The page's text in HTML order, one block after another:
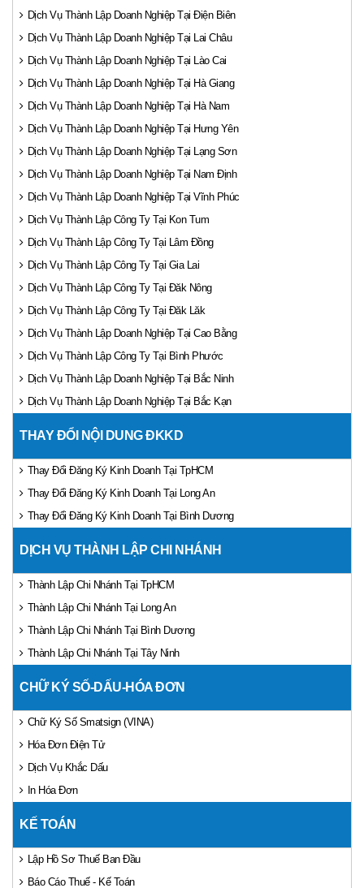
Dịch Vụ Thành Lập Doanh Nghiệp Tại Điện Biên
Dịch Vụ Thành Lập Doanh Nghiệp Tại Lai Châu
Dịch Vụ Thành Lập Doanh Nghiệp Tại Lào Cai
Dịch Vụ Thành Lập Doanh Nghiệp Tại Hà Giang
Dịch Vụ Thành Lập Doanh Nghiệp Tại Hà Nam
Dịch Vụ Thành Lập Doanh Nghiệp Tại Hưng Yên
Dịch Vụ Thành Lập Doanh Nghiệp Tại Lạng Sơn
Dịch Vụ Thành Lập Doanh Nghiệp Tại Nam Định
Dịch Vụ Thành Lập Doanh Nghiệp Tại Vĩnh Phúc
Dịch Vụ Thành Lập Công Ty Tại Kon Tum
Dịch Vụ Thành Lập Công Ty Tại Lâm Đồng
Dịch Vụ Thành Lập Công Ty Tại Gia Lai
Dịch Vụ Thành Lập Công Ty Tại Đăk Nông
Dịch Vụ Thành Lập Công Ty Tại Đăk Lăk
Dịch Vụ Thành Lập Doanh Nghiệp Tại Cao Bằng
Dịch Vụ Thành Lập Công Ty Tại Bình Phước
Dịch Vụ Thành Lập Doanh Nghiệp Tại Bắc Ninh
Dịch Vụ Thành Lập Doanh Nghiệp Tại Bắc Kạn
THAY ĐỔI NỘI DUNG ĐKKD
Thay Đổi Đăng Ký Kinh Doanh Tại TpHCM
Thay Đổi Đăng Ký Kinh Doanh Tại Long An
Thay Đổi Đăng Ký Kinh Doanh Tại Bình Dương
DỊCH VỤ THÀNH LẬP CHI NHÁNH
Thành Lập Chi Nhánh Tại TpHCM
Thành Lập Chi Nhánh Tại Long An
Thành Lập Chi Nhánh Tại Bình Dương
Thành Lập Chi Nhánh Tại Tây Ninh
CHỮ KÝ SỐ-DẤU-HÓA ĐƠN
Chữ Ký Số Smatsign (VINA)
Hóa Đơn Điện Tử
Dịch Vụ Khắc Dấu
In Hóa Đơn
KẾ TOÁN
Lập Hồ Sơ Thuế Ban Đầu
Báo Cáo Thuế - Kế Toán